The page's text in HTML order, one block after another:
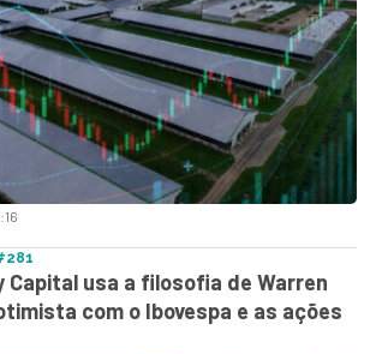
Capital usa a filosofia de Warren
com o Ibovespa e as ações